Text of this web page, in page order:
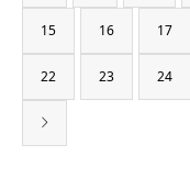
15 16 17
22 23 24